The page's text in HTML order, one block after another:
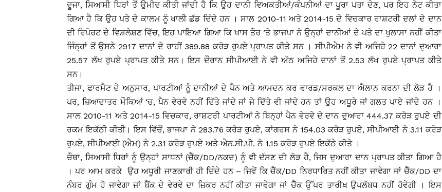
ਦੂਜਾ, ਸਿਆਸੀ ਧਿਰਾਂ ਤੋਂ ਉਮੀਦ ਕੀਤੀ ਜਾਂਦੀ ਹੈ ਕਿ ਉਹ ਦਾਨੀ ਵਿਅਕਤੀਆਂ/ਕੰਪਨੀਆਂ ਦਾ ਪੂਰਾ ਪਤਾ ਦੇਣ, ਪਰ ਇਹ ਨੋਟ ਕੀਤਾ
ਗਿਆ ਹੈ ਕਿ ਉਹ ਪਤੇ ਦੇ ਕਾਲਮ ਨੂੰ ਖਾਲੀ ਛੱਡ ਦਿੰਦੇ ਹਨ । ਸਾਲ 2010-11 ਅਤੇ 2014-15 ਦੇ ਵਿਚਕਾਰ ਰਾਸ਼ਟਰੀ ਦਲਾਂ ਦੇ ਦਾਨ
ਦੀ ਰਿਪੋਰਟ ਦੇ ਵਿਸ਼ਲੇਸ਼ਣ ਵਿੱਚ, ਇਹ ਪਾਇਆ ਗਿਆ ਕਿ ਖਾਸ ਤੌਰ ’ਤੇ ਭਾਜਪਾ ਨੇ ਉਨ੍ਹਾਂ ਦਾਨੀਆਂ ਦੇ ਪਤੇ ਦਾ ਖੁਲਾਸਾ ਨਹੀਂ ਕੀਤਾ
ਜਿੰਨ੍ਹਾਂ ਤੋਂ ਉਸਨੇ 2917 ਦਾਨਾਂ ਦੇ ਰਾਹੀਂ 389.88 ਕਰੋੜ ਰੁਪਏ ਪ੍ਰਾਪਤ ਕੀਤੇ ਸਨ । ਸੀਪੀਐਮ ਨੇ ਵੀ ਅਜਿਹੇ 22 ਦਾਨਾਂ ਦੁਆਰਾ
25.57 ਲੱਖ ਰੁਪਏ ਪ੍ਰਾਪਤ ਕੀਤੇ ਸਨ। ਇਸ ਦੌਰਾਨ ਸੀਪੀਆਈ ਨੇ ਵੀ ਅੱਠ ਅਜਿਹੇ ਦਾਨਾਂ ਤੋਂ 2.53 ਲੱਖ ਰੁਪਏ ਪ੍ਰਾਪਤ ਕੀਤੇ
ਸਨ।
ਤੀਜਾ, ਫਾਰਮੈਟ ਦੇ ਅਨੁਸਾਰ, ਪਾਰਟੀਆਂ ਨੂੰ ਦਾਨੀਆਂ ਦੇ ਪੈਨ ਅਤੇ ਆਮਦਨ ਕਰ ਵਾਰਡ/ਸਰਕਲ ਦਾ ਐਲਾਨ ਕਰਨਾ ਦੀ ਲੋੜ ਹੈ ।
ਪਰ, ਜ਼ਿਆਦਾਤਰ ਮੌਕਿਆਂ ‘ਚ, ਪੈਨ ਵੇਰਵੇ ਨਹੀਂ ਦਿੱਤੇ ਜਾਂਦੇ ਜਾਂ ਜੇ ਦਿੱਤੇ ਵੀ ਜਾਂਦੇ ਹਨ ਤਾਂ ਉਹ ਅਧੂਰੇ ਜਾਂ ਗਲਤ ਪਾਏ ਜਾਂਦੇ ਹਨ ।
ਸਾਲ 2010-11 ਅਤੇ 2014-15 ਵਿਚਕਾਰ, ਰਾਸ਼ਟਰੀ ਪਾਰਟੀਆਂ ਨੇ ਬਿਨ੍ਹਾਂ ਪੈਨ ਵੇਰਵੇ ਦੇ ਦਾਨ ਦੁਆਰਾ 444.37 ਕਰੋੜ ਰੁਪਏ ਦੀ
ਰਕਮ ਇਕੱਠੀ ਕੀਤੀ। ਇਸ ਵਿੱਚੋਂ, ਭਾਜਪਾ ਨੇ 283.76 ਕਰੋੜ ਰੁਪਏ, ਕਾਂਗਰਸ ਨੇ 154.03 ਕਰੋੜ ਰੁਪਏ, ਸੀਪੀਆਈ ਨੇ 3.11 ਕਰੋੜ
ਰੁਪਏ, ਸੀਪੀਆਈ (ਐਮ) ਨੇ 2.31 ਕਰੋੜ ਰੁਪਏ ਅਤੇ ਐਨ.ਸੀ.ਪੀ. ਨੇ 1.15 ਕਰੋੜ ਰੁਪਏ ਇਕੱਠੇ ਕੀਤੇ ।
ਚੌਥਾ, ਸਿਆਸੀ ਧਿਰਾਂ ਨੂੰ ਉਨ੍ਹਾਂ ਸਾਧਨਾਂ (ਚੈੱਕ/DD/ਨਕਦ) ਨੂੰ ਵੀ ਦੱਸਣ ਦੀ ਲੋੜ ਹੈ, ਜਿਸ ਦੁਆਰਾ ਦਾਨ ਪ੍ਰਾਪਤ ਕੀਤਾ ਗਿਆ ਹੈ
। ਪਰ ਆਮ ਕਰਕੇ ਉਹ ਅਧੂਰੀ ਜਾਣਕਾਰੀ ਹੀ ਦਿੰਦੇ ਹਨ – ਜਿਵੇਂ ਕਿ ਚੈੱਕ/DD ਨਿਰਧਾਰਿਤ ਨਹੀਂ ਕੀਤਾ ਜਾਵੇਗਾ ਜਾਂ ਚੈੱਕ/DD ਦਾ
ਨੰਬਰ ਗੁੰਮ ਹੋ ਜਾਵੇਗਾ ਜਾਂ ਬੈਂਕ ਦੇ ਵੇਰਵੇ ਦਾ ਜ਼ਿਕਰ ਨਹੀਂ ਕੀਤਾ ਜਾਵੇਗਾ ਜਾਂ ਚੈੱਕ ਉੱਪਰ ਤਾਰੀਖ ਉਪਲੱਬਧ ਨਹੀਂ ਹੋਵੇਗੀ । ਇਸ